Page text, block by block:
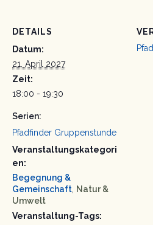
DETAILS
Datum:
21. April 2027
Zeit:
18:00 - 19:30
Serien:
Pfadfinder Gruppenstunde
Veranstaltungskategori
en:
Begegnung &
Gemeinschaft Natur &
Umwelt
Veranstaltung-Tags: